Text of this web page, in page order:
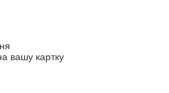
вашу картку